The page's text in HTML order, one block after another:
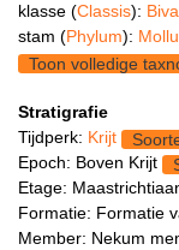
klasse (Classis):
stam (Phylum):
Toon volledige
Stratigrafie
Tijdperk: Krijt
Epoch: Boven Krijt
Etage:
Formatie: Formatie
Member: Nekum